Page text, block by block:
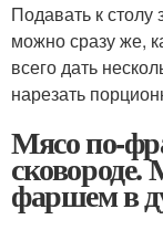
Подавать к
можно сразу же,
всего дать
нарезать
Мясо по-
сковороде.
фаршем в